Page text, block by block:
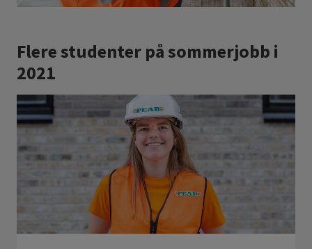
Flere studenter på sommerjobb i
2021